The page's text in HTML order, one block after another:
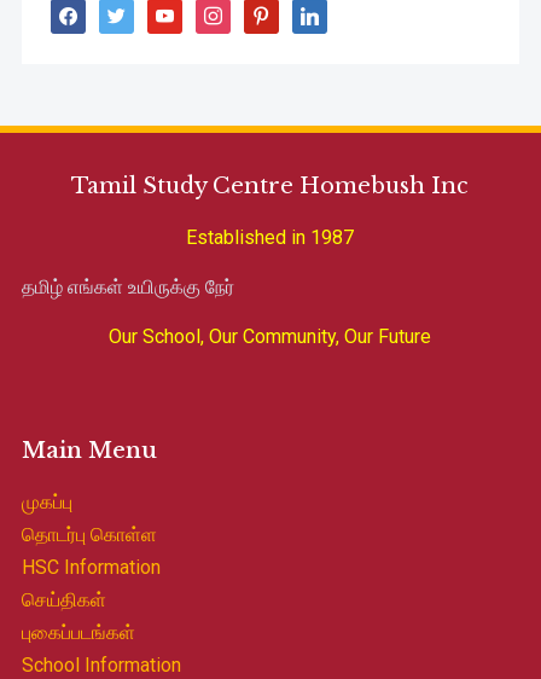
facebooktwitter youtubeinstagrampinterestlinkedin
Tamil Study Centre Homebush Inc
Established in 1987
தமிழ் எங்கள் உயிருக்கு நேர்
Our School, Our Community, Our Future
Main Menu
முகப்பு
தொடர்பு கொள்ள
HSC Information
செய்திகள்
புகைப்படங்கள்
School Information